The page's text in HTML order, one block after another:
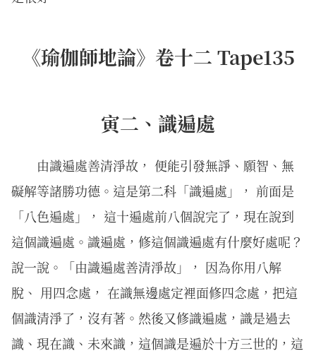
《瑜伽師地論》卷十二 Tape135
寅二、識遍處
由識遍處善清淨故， 便能引發無諍、願智、無
礙解等諸勝功德。這是第二科「識遍處」， 前面是
「八色遍處」， 這十遍處前八個說完了，現在說到
這個識遍處。識遍處，修這個識遍處有什麼好處呢？
說一說。「由識遍處善清淨故」， 因為你用八解
脫、 用四念處， 在識無邊處定裡面修四念處，把這
個識清淨了，沒有著。然後又修識遍處，識是過去
識、現在識、未來識，這個識是遍於十方三世的，這